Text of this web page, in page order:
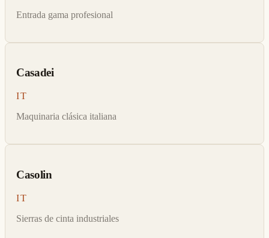
Entrada gama profesional
Casadei
IT
Maquinaria clásica italiana
Casolin
IT
Sierras de cinta industriales